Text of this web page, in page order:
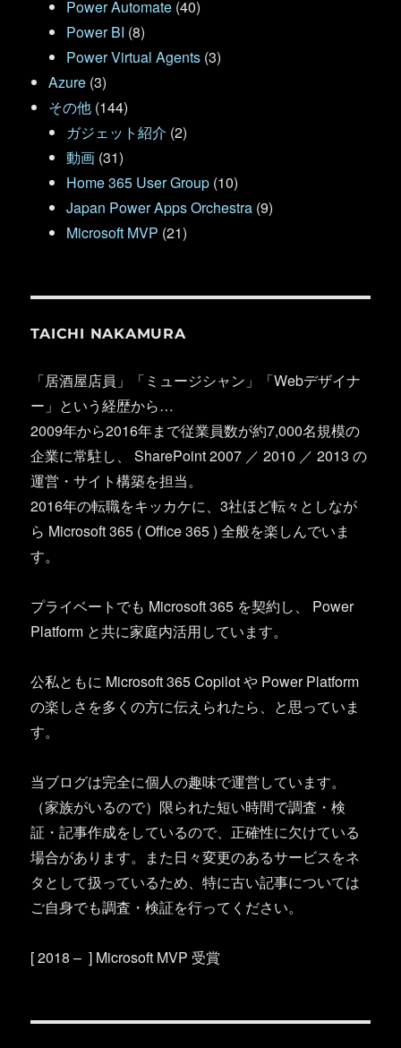
Power Automate (40)
Power BI (8)
Power Virtual Agents (3)
Azure (3)
その他 (144)
ガジェット紹介 (2)
動画 (31)
Home 365 User Group (10)
Japan Power Apps Orchestra (9)
Microsoft MVP (21)
TAICHI NAKAMURA
「居酒屋店員」「ミュージシャン」「Webデザイナ
ー」という経歴から…
2009年から2016年まで従業員数が約7,000名規模の
企業に常駐し、 SharePoint 2007 ／ 2010 ／ 2013 の
運営・サイト構築を担当。
2016年の転職をキッカケに、3社ほど転々としなが
ら Microsoft 365 ( Office 365 ) 全般を楽しんでいま
す。
プライベートでも Microsoft 365 を契約し、 Power
Platform と共に家庭内活用しています。
公私ともに Microsoft 365 Copilot や Power Platform
の楽しさを多くの方に伝えられたら、と思っていま
す。
当ブログは完全に個人の趣味で運営しています。
（家族がいるので）限られた短い時間で調査・検
証・記事作成をしているので、正確性に欠けている
場合があります。また日々変更のあるサービスをネ
タとして扱っているため、特に古い記事については
ご自身でも調査・検証を行ってください。
[ 2018 – ] Microsoft MVP 受賞